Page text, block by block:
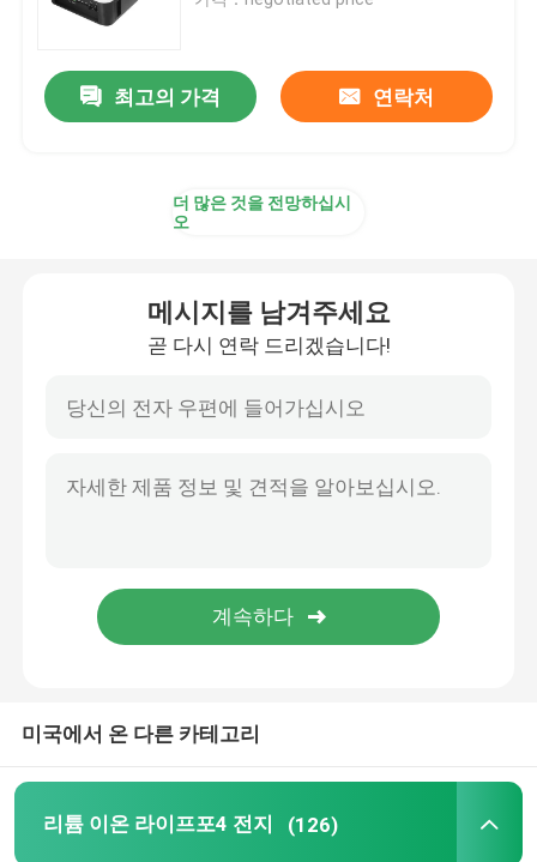
집의 에너지 배터리
48V 라이프포4 건전지 팩
오프 그리드 태양 하이브리드 인버터
휴대용 발전소
최고의 가격 연락처
더 많은 것을 전망하십시
오
메시지를 남겨주세요
곧 다시 연락 드리겠습니다!
미국에서 온 다른 카테고리
리튬 이온 라이프포4 전지 (126)